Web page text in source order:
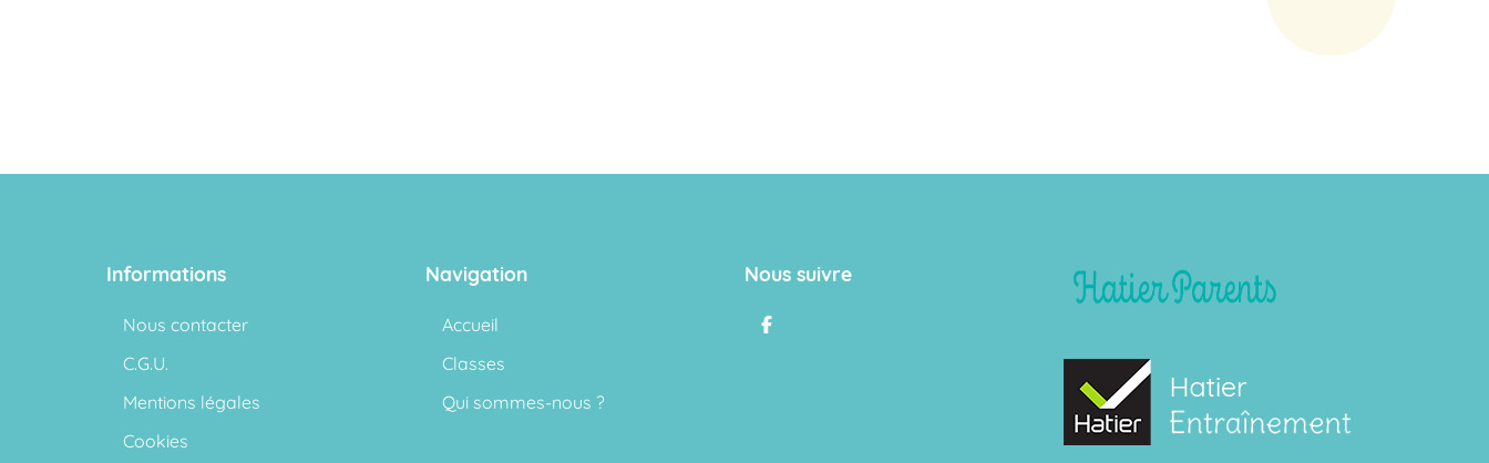
Informations
Nous contacter
C.G.U.
Mentions légales
Cookies
Navigation
Accueil
Classes
Qui sommes-nous ?
Nous suivre